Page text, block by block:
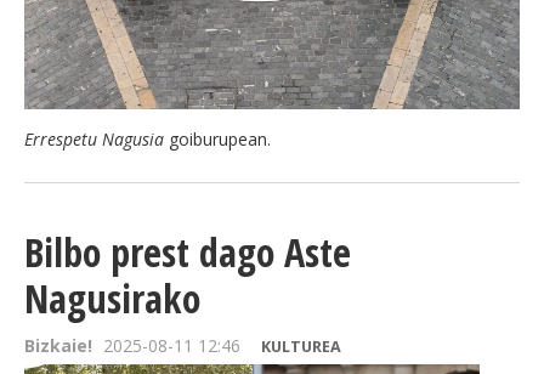
Errespetu Nagusia goiburupean.
Bilbo prest dago Aste
Nagusirako
Bizkaie! 2025-08-11 12:46 KULTUREA